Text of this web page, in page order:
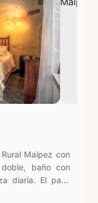
Maipez con
baño con
diaria. El paso
más espacio